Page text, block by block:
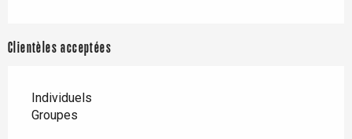
Clientèles acceptées
Individuels
Groupes